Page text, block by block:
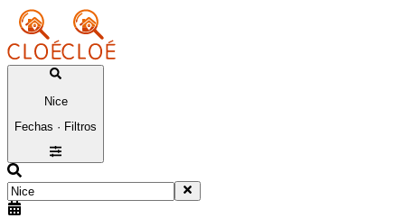
Nice
Fechas · Filtros